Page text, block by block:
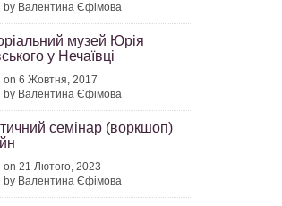
by Валентина Єфімова
музей Юрія
у Нечаївці
on 6 Жовтня, 2017
by Валентина Єфімова
семінар (воркшоп)
on 21 Лютого, 2023
by Валентина Єфімова